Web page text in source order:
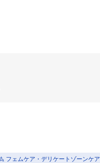
フェムケア・デリケートゾーンケア